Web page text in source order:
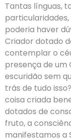
Tantas línguas,
poderia haver
Criador dotado
contemplar o
presença de um
escuridão sem
trás de tudo
coisa criada
dotados de
fruto, a
manifestamos a